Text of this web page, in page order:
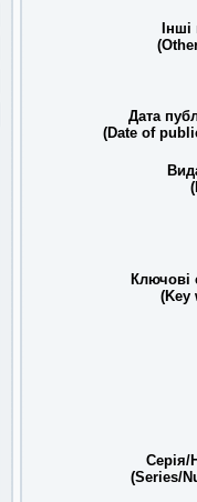
Дата
(Date of
Ключові
(Key
Серія/
(Series/